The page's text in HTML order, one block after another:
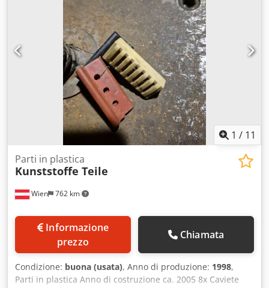
1 / 11
Wien 762 km
Parti in plastica
Kunststoffe Teile
prezzo
Chiamata
Condizione: buona (usata), Anno di produzione: 1998,
Parti in plastica Anno di costruzione ca. 2005 8x Caviete